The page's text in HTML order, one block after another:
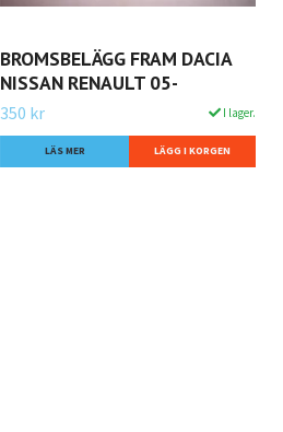
BROMSBELÄGG FRAM DACIA
NISSAN RENAULT 05-
350 kr I lager.
LÄS MER